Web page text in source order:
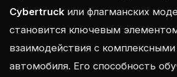
Cybertruck или флагманских
становится ключевым
взаимодействия с
автомобиля. Его способность